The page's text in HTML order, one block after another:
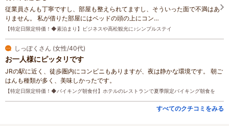
従業員さんも丁寧ですし、部屋も整えられてますし、そういった面で不満はあ
りません。 私が借りた部屋にはベッドの頭の上にコン…
【特定日限定特価！◆素泊まり】ビジネスや高松観光に♪シンプルステイ
しっぽくさん (女性/40代)
お一人様にピッタリです
JRの駅に近く、徒歩圏内にコンビニもありますが、夜は静かな環境です。 朝ご
はんも種類が多く、美味しかったです。
【特定日限定特価！◆バイキング朝食付】ホテルのレストランで夏季限定バイキング朝食を
すべてのクチコミをみる